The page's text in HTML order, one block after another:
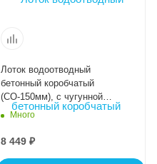
Лоток водоотводный
бетонный коробчатый
(СО-150мм), с чугунной
насадкой, с уклоном
(15).23,5(17)-BGZ-S, № -2
Много
8 449 ₽